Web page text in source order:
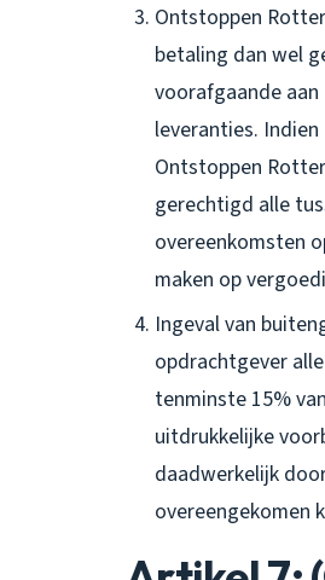
Ontstoppen
betaling dan wel
voorafgaande
leveranties.
Ontstoppen
gerechtigd alle
overeenkomsten
maken op
Ingeval van
opdrachtgever
tenminste 15%
uitdrukkelijke
daadwerkelijk
overeengekomen